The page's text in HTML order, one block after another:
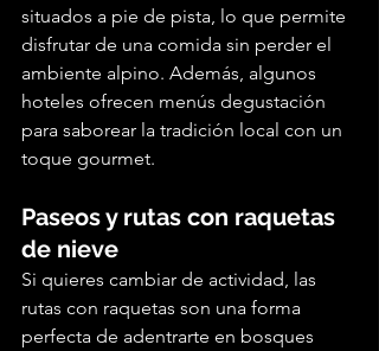
situados a pie de pista, lo que permite
disfrutar de una comida sin perder el
ambiente alpino. Además, algunos
hoteles ofrecen menús degustación
para saborear la tradición local con un
toque gourmet.
Paseos y rutas con raquetas
de nieve
Si quieres cambiar de actividad, las
rutas con raquetas son una forma
perfecta de adentrarte en bosques